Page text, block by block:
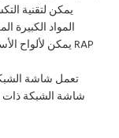
المواد
شاشة الشبكة ذات